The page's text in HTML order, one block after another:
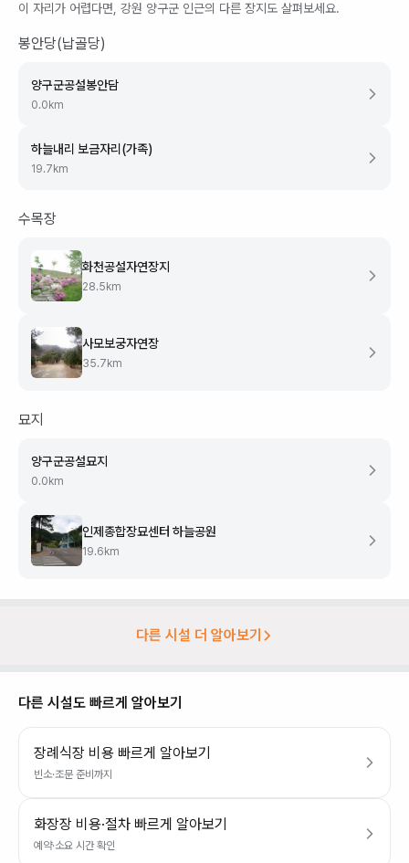
이 자리가 어렵다면, 강원 양구군 인근의 다른 장지도 살펴보세요.
봉안당(납골당)
양구군공설봉안담
0.0 km
하늘내리 보금자리(가족)
19.7 km
수목장
화천공설자연장지
28.5 km
사모보궁자연장
35.7 km
묘지
양구군공설묘지
0.0 km
인제종합장묘센터 하늘공원
19.6 km
다른 시설 더 알아보기
다른 시설도 빠르게 알아보기
장례식장 비용 빠르게 알아보기
빈소·조문 준비까지
화장장 비용·절차 빠르게 알아보기
예약·소요 시간 확인